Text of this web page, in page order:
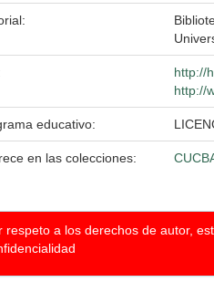
http://
http://
educativo:
en las colecciones:
respeto a los derechos de autor,